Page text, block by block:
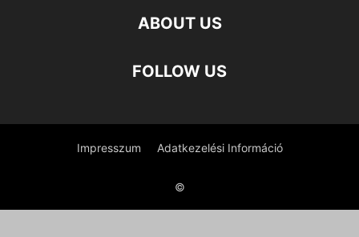
ABOUT US
FOLLOW US
Impresszum Adatkezelési Információ
©